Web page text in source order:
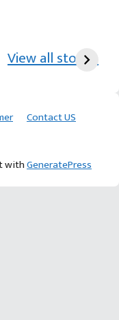
View all stories
દેવવ્રતજી
Contact US
withGeneratePress